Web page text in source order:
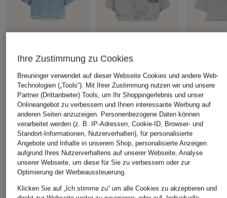
RAFFAELLO ROSSI
Jeansbluse ZURI
CHF 109
Ursprünglich:CHF 199
ELIAS RUMELIS
Jeansjacke CELESTE mit
3/4-Arm
CHF 199
Hemdbluse
3/4-Arm
CHF 189
ÄHNLICHE ARTIKEL ENTDECKEN
Ihre Zustimmung zu Cookies
Breuninger verwendet auf dieser Webseite Cookies und andere Web-
Technologien („Tools“). Mit Ihrer Zustimmung nutzen wir und unsere
Partner (Drittanbieter) Tools, um Ihr Shoppingerlebnis und unser
Onlineangebot zu verbessern und Ihnen interessante Werbung auf
anderen Seiten anzuzeigen. Personenbezogene Daten können
verarbeitet werden (z. B. IP-Adressen, Cookie-ID, Browser- und
Standort-Informationen, Nutzerverhalten), für personalisierte
Angebote und Inhalte in unserem Shop, personalisierte Anzeigen
aufgrund Ihres Nutzerverhaltens auf unserer Webseite, Analyse
unserer Webseite, um diese für Sie zu verbessern oder zur
Optimierung der Werbeaussteuerung.
Klicken Sie auf „Ich stimme zu“ um alle Cookies zu akzeptieren und